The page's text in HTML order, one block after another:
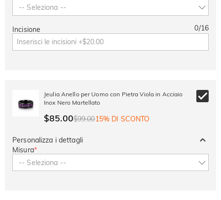
-- Seleziona --
Incisione 0/16
Jeulia Anello per Uomo con Pietra Viola in Acciaio
Inox Nero Martellato
$85.00$99.0015% DI SCONTO
Personalizza i dettagli
Misura*
-- Seleziona --